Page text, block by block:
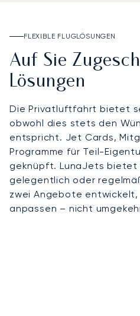
FLEXIBLE FLUGLÖSUNGEN
Auf Sie
Lösungen
Die Privatluftfahrt bietet
obwohl dies stets den
entspricht. Jet Cards,
Programme für Teil-
geknüpft. LunaJets bietet
gelegentlich oder
zwei Angebote entwickelt,
anpassen – nicht